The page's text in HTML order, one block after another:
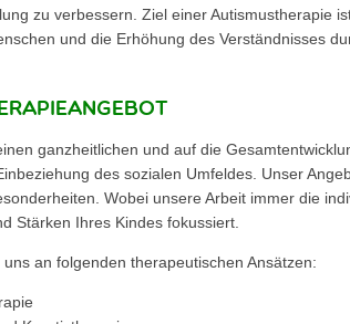
zu verbessern. Ziel einer Autismustherapie
und die Erhöhung des Verständnisses
ganzheitlichen und auf die
des sozialen Umfeldes. Unser
Wobei unsere Arbeit immer die
Stärken Ihres Kindes fokussiert.
an folgenden therapeutischen Ansätzen: